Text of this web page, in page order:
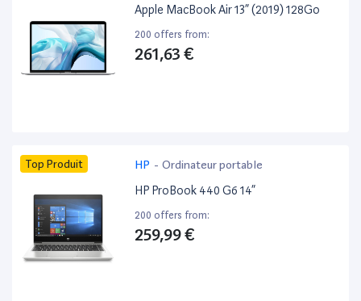
Apple MacBook Air 13” (2019) 128Go
200 offers from:
261,63 €
Top Produit HP - Ordinateur portable
HP ProBook 440 G6 14”
200 offers from:
259,99 €